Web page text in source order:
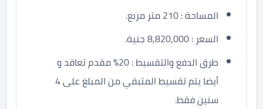
المساحة : 210 متر مربع.
السعر : 8,820,000 جنية.
طرق الدفع والتقسيط : 20% مقدم تعاقد و
أيضا يتم تقسيط المتبقي من المبلغ على 4
سنين فقط.